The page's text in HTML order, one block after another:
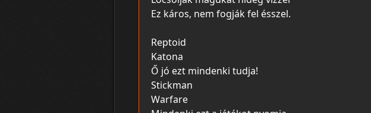
Ez káros, nem fogják fel ésszel.
Reptoid
Katona
Ő jó ezt mindenki tudja!
Stickman
Warfare